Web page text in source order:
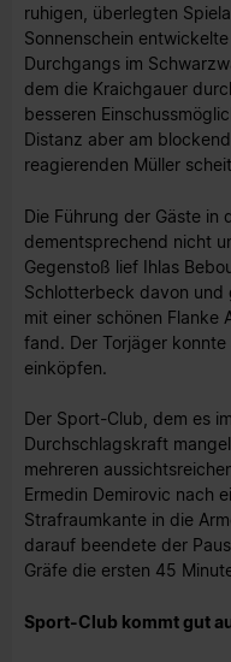
ruhigen, überlegten
Sonnenschein
Durchgangs im
dem die Kraichgauer
besseren
Distanz aber am
reagierenden Müller
Die Führung der Gäste in
dementsprechend nicht
Gegenstoß lief Ihlas
Schlotterbeck davon und
mit einer schönen Flanke
fand. Der Torjäger
einköpfen.
Der Sport-Club, dem es
Durchschlagskraft
mehreren
Ermedin Demirovic nach
Strafraumkante in die
darauf beendete der
Gräfe die ersten 45
Sport-Club kommt gut